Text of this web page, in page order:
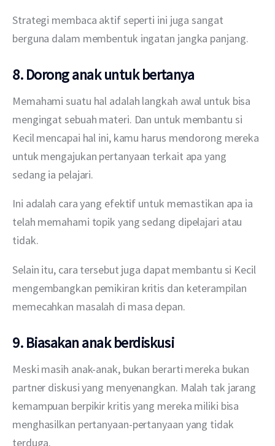
Strategi membaca aktif seperti ini juga sangat
berguna dalam membentuk ingatan jangka panjang.
8. Dorong anak untuk bertanya
Memahami suatu hal adalah langkah awal untuk bisa
mengingat sebuah materi. Dan untuk membantu si
Kecil mencapai hal ini, kamu harus mendorong mereka
untuk mengajukan pertanyaan terkait apa yang
sedang ia pelajari.
Ini adalah cara yang efektif untuk memastikan apa ia
telah memahami topik yang sedang dipelajari atau
tidak.
Selain itu, cara tersebut juga dapat membantu si Kecil
mengembangkan pemikiran kritis dan keterampilan
memecahkan masalah di masa depan.
9. Biasakan anak berdiskusi
Meski masih anak-anak, bukan berarti mereka bukan
partner diskusi yang menyenangkan. Malah tak jarang
kemampuan berpikir kritis yang mereka miliki bisa
menghasilkan pertanyaan-pertanyaan yang tidak
terduga.